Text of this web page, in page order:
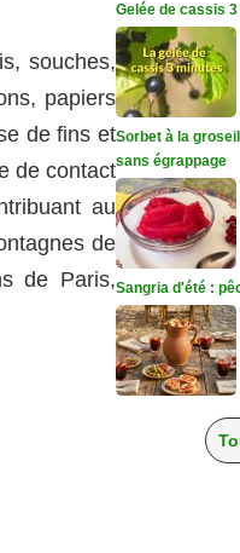
souches,
papiers
de fins et
de contact
au
de
de Paris,
Gelée de cassis
Sorbet à la
sans égrappage
Sangria d'été :